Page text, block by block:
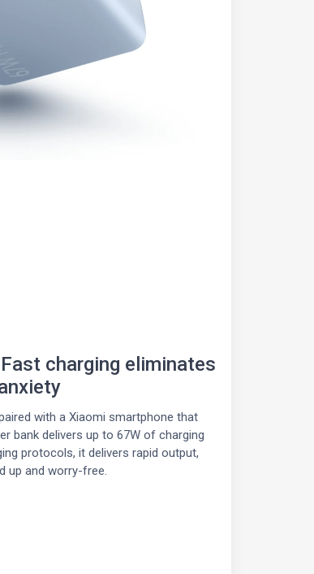
charging eliminates
with a Xiaomi smartphone that
bank delivers up to 67W of charging
protocols, it delivers rapid output,
up and worry-free.